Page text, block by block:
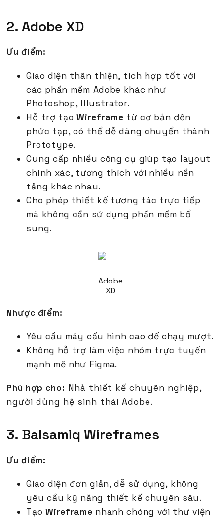
2. Adobe XD
Ưu điểm:
Giao diện thân thiện, tích hợp tốt với
các phần mềm Adobe khác như
Photoshop, Illustrator.
Hỗ trợ tạoWireframe từ cơ bản đến
phức tạp, có thể dễ dàng chuyển thành
Prototype.
Cung cấp nhiều công cụ giúp tạo layout
chính xác, tương thích với nhiều nền
tảng khác nhau.
Cho phép thiết kế tương tác trực tiếp
mà không cần sử dụng phần mềm bổ
sung.
Adobe
XD
Nhược điểm:
Yêu cầu máy cấu hình cao để chạy mượt.
Không hỗ trợ làm việc nhóm trực tuyến
mạnh mẽ như Figma.
Phù hợp cho: Nhà thiết kế chuyên nghiệp,
người dùng hệ sinh thái Adobe.
3. Balsamiq Wireframes
Ưu điểm:
Giao diện đơn giản, dễ sử dụng, không
yêu cầu kỹ năng thiết kế chuyên sâu.
TạoWireframe nhanh chóng với thư viện